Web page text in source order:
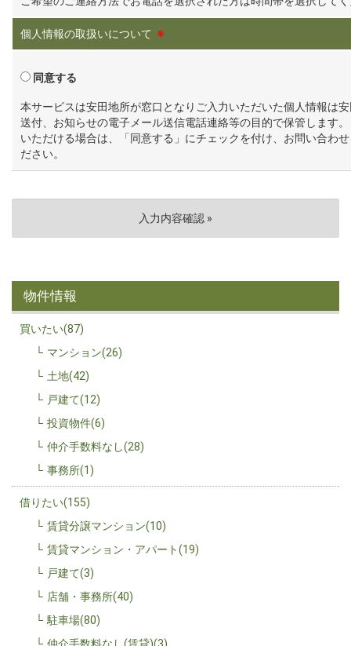
個人情報の取扱いについて ※
同意する
本サービスは安田地所が窓口となりご入力いただいた個人情報は
送付、お知らせの電子メール送信電話連絡等の目的で保管します
いただける場合は、「同意する」にチェックを付け、お問い合わ
ださい。
物件情報
買いたい(87)
マンション(26)
土地(42)
戸建て(12)
投資物件(6)
仲介手数料なし(28)
事務所(1)
借りたい(155)
賃貸分譲マンション(10)
賃貸マンション・アパート(19)
戸建て(3)
店舗・事務所(40)
駐車場(80)